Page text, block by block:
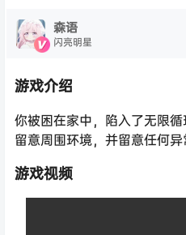
森语
闪亮明星
游戏介绍
你被困在家中，陷入了无限
留意周围环境，并留意任何异
游戏视频